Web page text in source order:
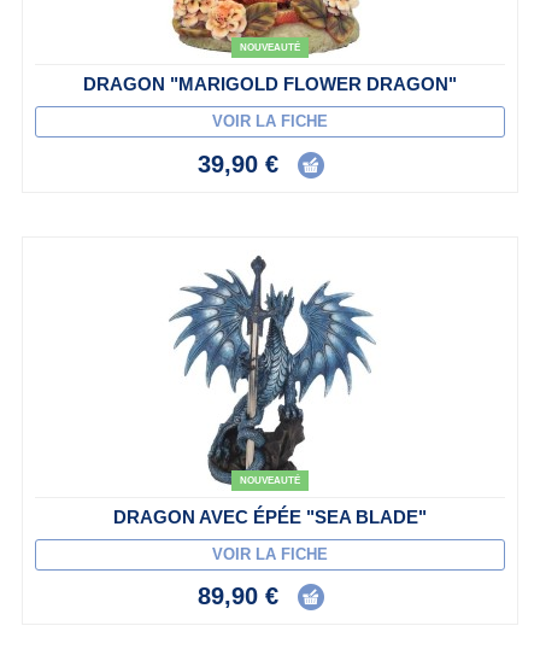
NOUVEAUTÉ
DRAGON "MARIGOLD FLOWER DRAGON"
VOIR LA FICHE
39,90 €
NOUVEAUTÉ
DRAGON AVEC ÉPÉE "SEA BLADE"
VOIR LA FICHE
89,90 €